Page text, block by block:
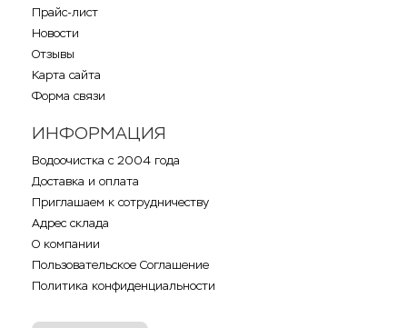
Прайс-лист
Новости
Отзывы
Карта сайта
Форма связи
ИНФОРМАЦИЯ
Водоочистка с 2004 года
Доставка и оплата
Приглашаем к сотрудничеству
Адрес склада
О компании
Пользовательское Соглашение
Политика конфиденциальности